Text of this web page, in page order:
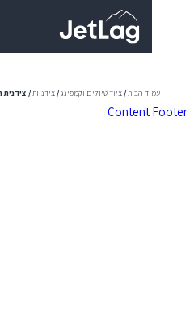
Content
ציוד טיולים וקמפינג/צידניות/ צידנית רכה גו נייצ'ר 45 ליטר Kar-Tiv עם גלגלים